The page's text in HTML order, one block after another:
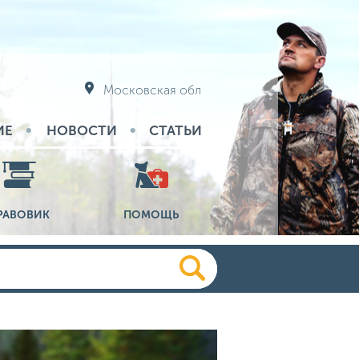
Московская обл
НОВОСТИ СТАТЬИ
ПОМОЩЬ